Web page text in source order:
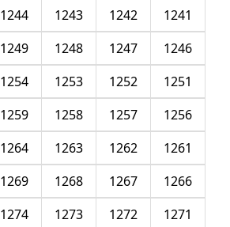
1241
1242
1243
1244
1246
1247
1248
1249
1251
1252
1253
1254
1256
1257
1258
1259
1261
1262
1263
1264
1266
1267
1268
1269
1271
1272
1273
1274